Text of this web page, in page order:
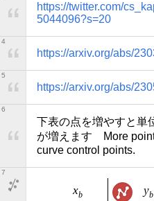
https://twitter.com/
5044096?s=20
https://arxiv.org/abs/
4
https://arxiv.org/abs/
5
下表の点を増やすと単
が増えます　More
curve control points.
6
xb yb
7